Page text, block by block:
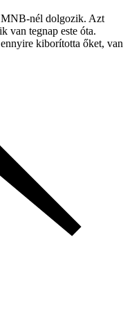
MNB-nél dolgozik. Azt
van tegnap este óta.
kiborította őket, van